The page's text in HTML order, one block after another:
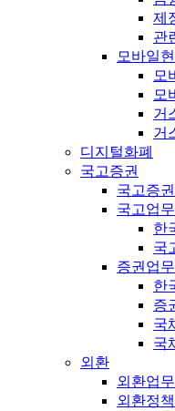
제
관
모바일
모
모
거
거
디지털화폐
국고증권
국고증
국고업무
한
국
증권업무
한
증
국
국
외환
외환업
외환정